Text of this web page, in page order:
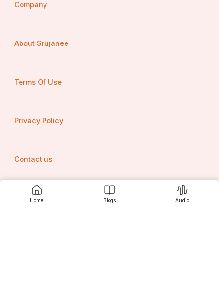
Home Blogs Audio
Company
About Srujanee
Terms Of Use
Privacy Policy
Contact us
Srujanee